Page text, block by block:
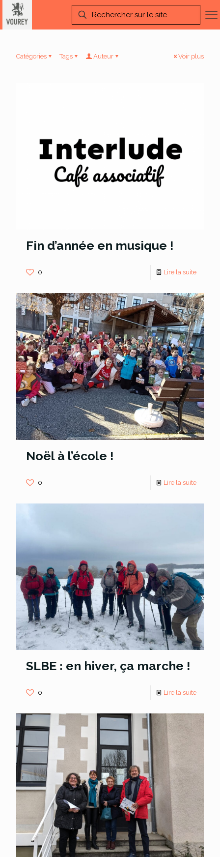
Catégories Tags Auteur Voir plus
Fin d’année en musique !
0 Lire la suite
Noël à l’école !
0 Lire la suite
SLBE : en hiver, ça marche !
0 Lire la suite